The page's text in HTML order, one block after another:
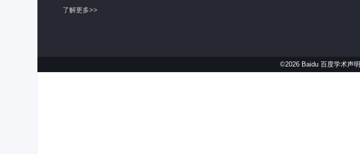
了解更多>>
©2026 Baidu 百度学术声明